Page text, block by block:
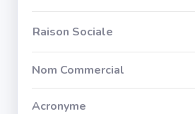
Raison Sociale
Nom Commercial
Acronyme